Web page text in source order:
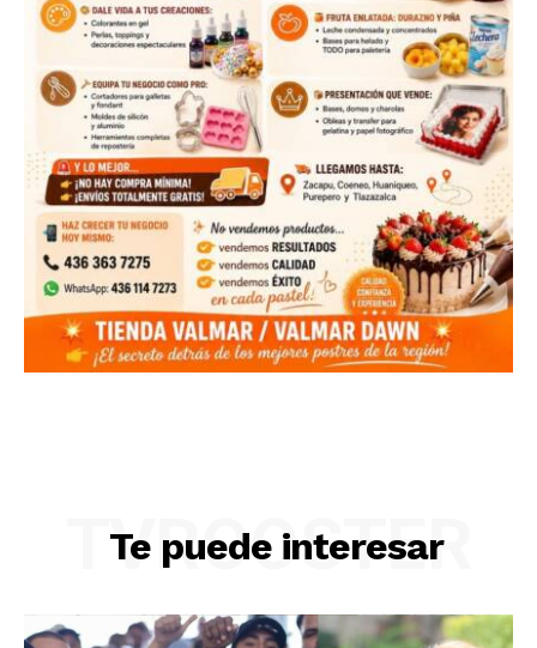
Te puede interesar
TVROOSTER